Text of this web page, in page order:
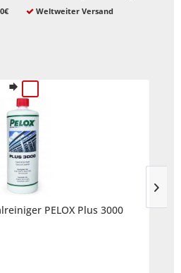
Weltweiter Versand
PELOX Plus 3000